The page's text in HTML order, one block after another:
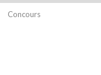
Concours